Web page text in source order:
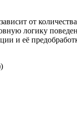
от
логику
и её